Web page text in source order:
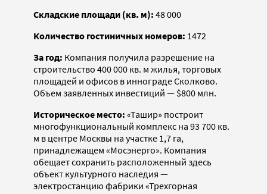
Складские площади (кв. м): 48 000
Количество гостиничных номеров: 1472
За год: Компания получила разрешение на
строительство 400 000 кв. м жилья, торговых
площадей и офисов в иннограде Сколково.
Объем заявленных инвестиций — $800 млн.
Историческое место: «Ташир» построит
многофункциональный комплекс на 93 700 кв.
м в центре Москвы на участке 1,7 га,
принадлежащем «Мосэнерго». Компания
обещает сохранить расположенный здесь
объект культурного наследия —
электростанцию фабрики «Трехгорная